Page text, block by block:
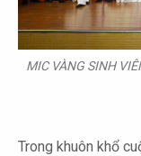
MIC VÀNG SINH
Trong khuôn khổ